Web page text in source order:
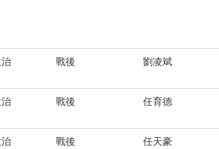
戰後 劉凌斌
戰後 任育德
戰後 任天豪